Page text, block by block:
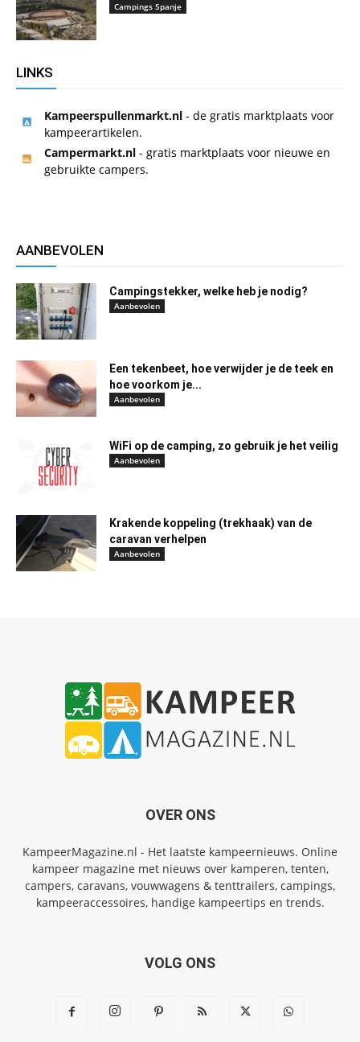
Campings Spanje
LINKS
Kampeerspullenmarkt.nl - de gratis marktplaats voor
kampeerartikelen.
Campermarkt.nl - gratis marktplaats voor nieuwe en
gebruikte campers.
AANBEVOLEN
Campingstekker, welke heb je nodig?
Aanbevolen
Een tekenbeet, hoe verwijder je de teek en
hoe voorkom je...
Aanbevolen
WiFi op de camping, zo gebruik je het veilig
Aanbevolen
Krakende koppeling (trekhaak) van de
caravan verhelpen
Aanbevolen
OVER ONS
KampeerMagazine.nl - Het laatste kampeernieuws. Online
kampeer magazine met nieuws over kamperen, tenten,
campers, caravans, vouwwagens & tenttrailers, campings,
kampeeraccessoires, handige kampeertips en trends.
VOLG ONS